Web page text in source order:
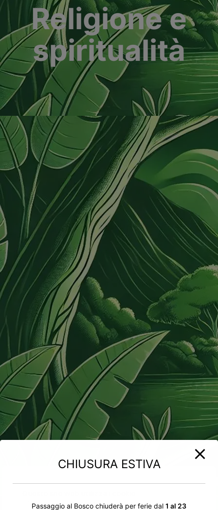
Utilizziamo i cookie per personalizzare contenuti ed
Religione e
spiritualità
CHIUSURA ESTIVA
Passaggio al Bosco chiuderà per ferie dal 1 al 23